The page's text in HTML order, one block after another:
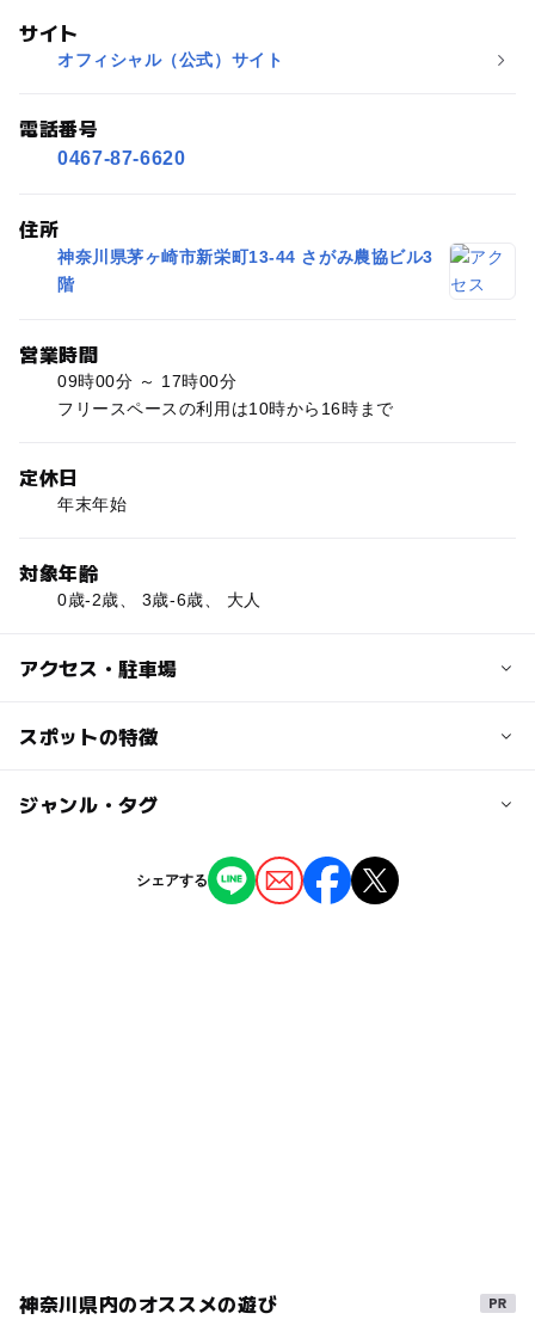
サイト
オフィシャル（公式）サイト
電話番号
0467-87-6620
住所
神奈川県茅ヶ崎市新栄町13-44 さがみ農協ビル3
階
営業時間
09時00分 ～ 17時00分
フリースペースの利用は10時から16時まで
定休日
年末年始
対象年齢
0歳-2歳、 3歳-6歳、 大人
アクセス・駐車場
近くの駅
スポットの特徴
駐車場あり ◯
◯ 託児所
ジャンル・タグ
シェアする
神奈川県内のオススメの遊び